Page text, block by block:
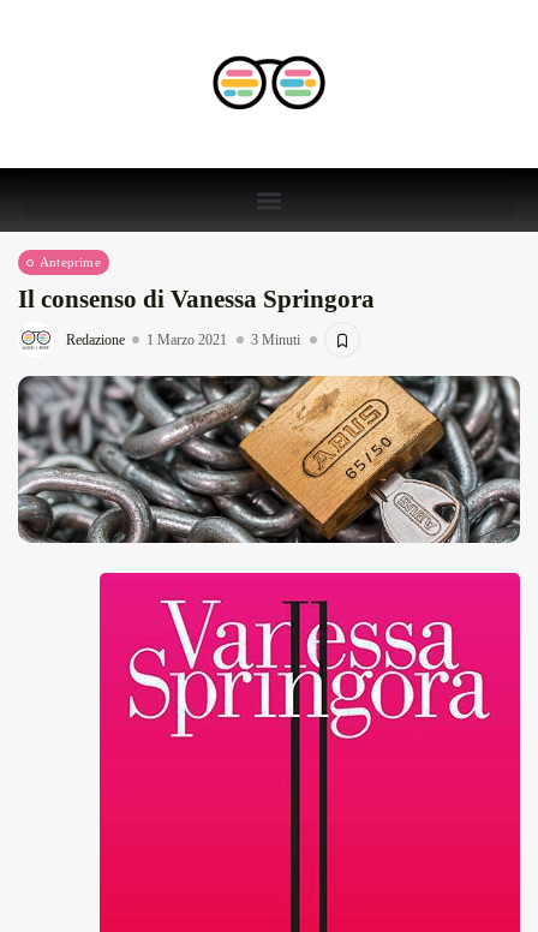
Anteprime
Il consenso di Vanessa Springora
Redazione 1 Marzo 2021 3 Minuti